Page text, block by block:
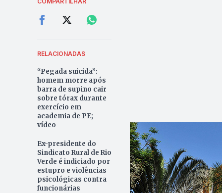
RELACIONADAS
“Pegada suicida”:
homem morre após
barra de supino cair
sobre tórax durante
exercício em
academia de PE;
vídeo
Ex-presidente do
Sindicato Rural de Rio
Verde é indiciado por
estupro e violências
psicológicas contra
funcionárias